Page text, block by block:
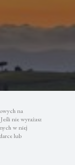
na
nie wyrażasz
w niej
lub
w